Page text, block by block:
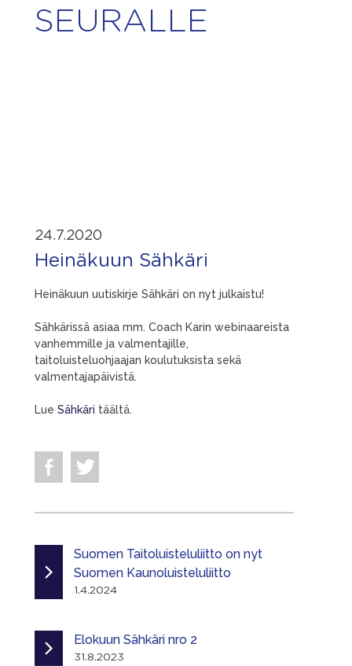
SEURALLE
24.7.2020
Heinäkuun Sähkäri
Heinäkuun uutiskirje Sähkäri on nyt julkaistu!
Sähkärissä asiaa mm. Coach Karin webinaareista
vanhemmille ja valmentajille,
taitoluisteluohjaajan koulutuksista sekä
valmentajapäivistä.
Lue Sähkäri täältä.
Suomen Taitoluisteluliitto on nyt
Suomen Kaunoluisteluliitto
1.4.2024
Elokuun Sähkäri nro 2
31.8.2023